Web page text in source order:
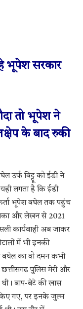
भूपेश सरकार
तो भूपेश ने
के बाद रुकी
उर्फ बिट्टू को ईडी ने
लगता है कि ईडी
भूपेश बघेल तक पहुंच
और लेखन से 2021
कार्यवाही अब जाकर
में भी इनकी
बघेल का वो दमन कभी
पुलिस मेरी और
थी। बाप-बेटे की खास
गए, पर इनके जुल्म